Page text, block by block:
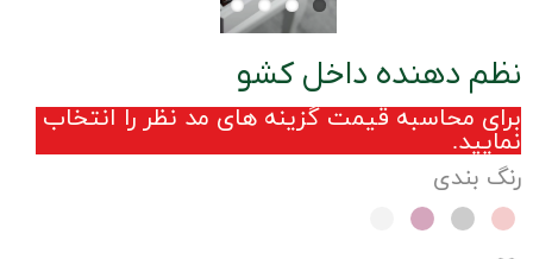
نظم دهنده داخل کشو
برای محاسبه قیمت گزینه های مد نظر را انتخاب
نمایید.
رنگ بندی